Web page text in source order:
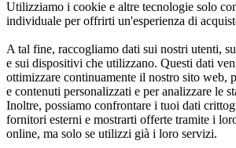
Utilizziamo i cookie e altre tecnologie solo
individuale per offrirti un'esperienza di
A tal fine, raccogliamo dati sui nostri utenti,
e sui dispositivi che utilizzano. Questi dati
ottimizzare continuamente il nostro sito web,
e contenuti personalizzati e per analizzare le
Inoltre, possiamo confrontare i tuoi dati
fornitori esterni e mostrarti offerte tramite i
online, ma solo se utilizzi già i loro servizi.